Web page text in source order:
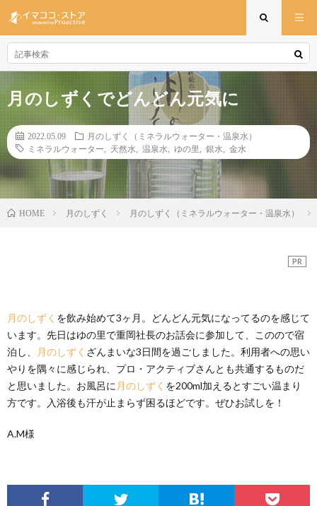
月のしずくでどんどん元気に
2022.05.09
月のしずく（ミネラルウォーター・温泉水）
ミネラルウォーター
天然水 温泉水 ゆの里 銀水 金水
HOME 月のしずく 月のしずく（ミネラルウォーター・温泉水）
PR
月のしずく を飲み始めて3ヶ月。どんどん元気になってるのを感じて
います。先日はゆの里で重岡社長のお話会に参加して、このので宿
泊し、
月のしずく ざんまいな3日間を過ごしました。利用者への思い
やりを隅々に感じられ、プロ・アクティブさんとも共通するものだ
と思いました。お風呂に 月のしずく を200ml加えるとすごい温まり
方です。入浴後も汗が止まらず困るほどです。ぜひお試しを！
A.M様